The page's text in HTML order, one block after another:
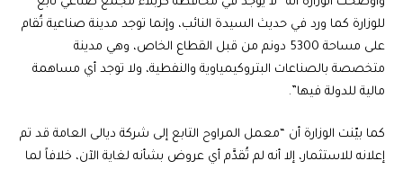
للوزارة كما ورد في حديث السيدة النائب، وإنما توجد مدينة صناعية تُقام
على مساحة 5300 دونم من قبل القطاع الخاص، وهي مدينة
متخصصة بالصناعات البتروكيمياوية والنفطية، ولا توجد أي مساهمة
مالية للدولة فيها”.
كما بيّنت الوزارة أن “معمل المراوح التابع إلى شركة ديالى العامة قد تم
إعلانه للاستثمار، إلا أنه لم تُقدَّم أي عروض بشأنه لغاية الآن، خلافاً لما